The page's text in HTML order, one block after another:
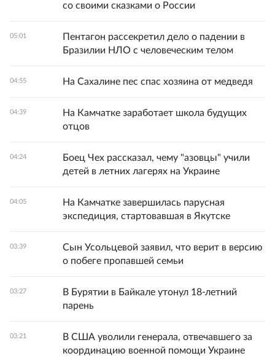
со своими сказками о России
05:01
Пентагон рассекретил дело о падении в
Бразилии НЛО с человеческим телом
04:55 На Сахалине пес спас хозяина от медведя
04:39
На Камчатке заработает школа будущих
отцов
04:24
Боец Чех рассказал, чему "азовцы" учили
детей в летних лагерях на Украине
04:05
На Камчатке завершилась парусная
экспедиция, стартовавшая в Якутске
03:39
Сын Усольцевой заявил, что верит в версию
о побеге пропавшей семьи
03:27
В Бурятии в Байкале утонул 18-летний
парень
03:21
В США уволили генерала, отвечавшего за
координацию военной помощи Украине